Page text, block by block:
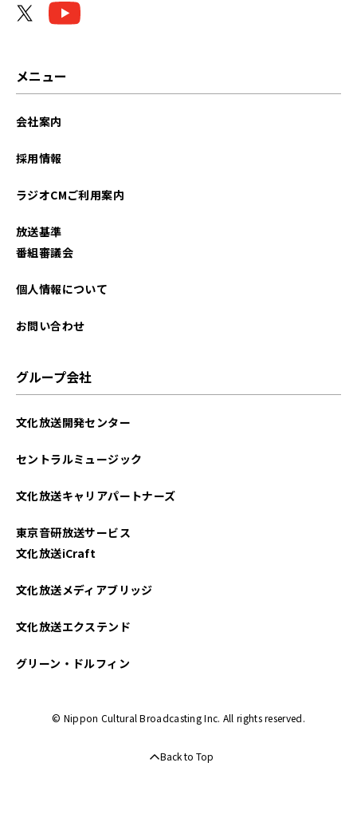
2025年09月
2025年06月
2025年01月
2024年12月
2024年11月
メニュー
会社案内
採用情報
ラジオCMご利用案内
放送基準
番組審議会
個人情報について
お問い合わせ
グループ会社
文化放送開発センター
セントラルミュージック
文化放送キャリアパートナーズ
東京音研放送サービス
文化放送iCraft
文化放送メディアブリッジ
文化放送エクステンド
グリーン・ドルフィン
© Nippon Cultural Broadcasting Inc. All rights reserved.
Back to Top